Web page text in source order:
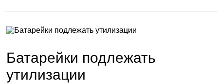
Батарейки подлежать
утилизации